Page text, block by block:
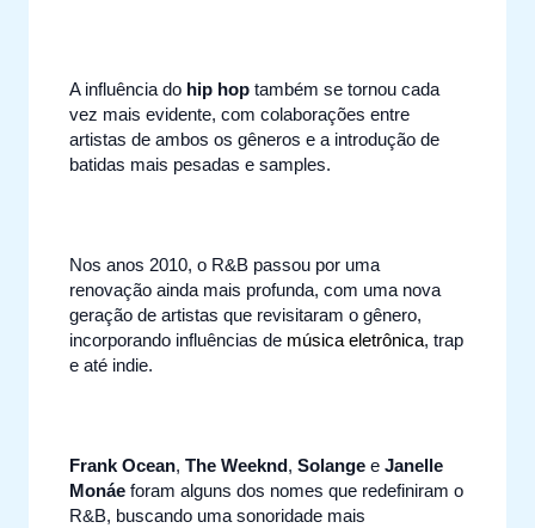
A influência do hip hop também se tornou cada
vez mais evidente, com colaborações entre
artistas de ambos os gêneros e a introdução de
batidas mais pesadas e samples.
Nos anos 2010, o R&B passou por uma
renovação ainda mais profunda, com uma nova
geração de artistas que revisitaram o gênero,
incorporando influências de música eletrônica, trap
e até indie.
Frank Ocean,The Weeknd,Solange eJanelle
Monáe foram alguns dos nomes que redefiniram o
R&B, buscando uma sonoridade mais